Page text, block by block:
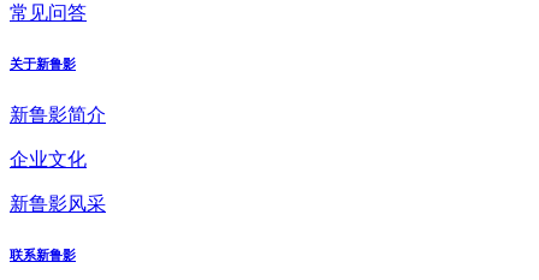
常见问答
关于新鲁影
新鲁影简介
企业文化
新鲁影风采
联系新鲁影